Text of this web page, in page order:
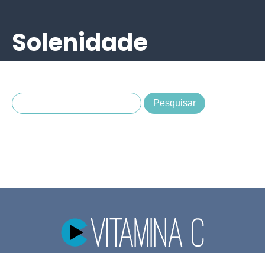
Solenidade